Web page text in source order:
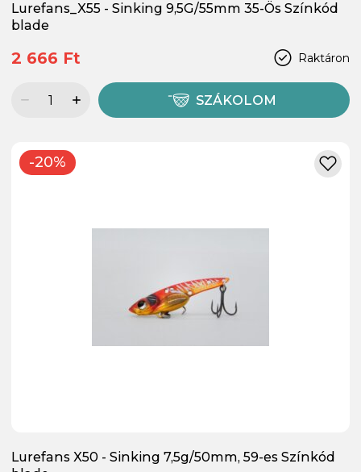
Lurefans_X55 - Sinking 9,5G/55mm 35-Ös Színkód
blade
Raktáron
2 666 Ft
SZÁKOLOM
-20%
Lurefans X50 - Sinking 7,5g/50mm, 59-es Színkód